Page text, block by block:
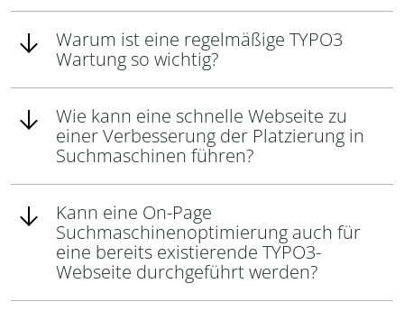
Warum ist eine regelmäßige TYPO3
Wartung so wichtig?
Wie kann eine schnelle Webseite zu
einer Verbesserung der Platzierung in
Suchmaschinen führen?
Kann eine On-Page
Suchmaschinenoptimierung auch für
eine bereits existierende TYPO3-
Webseite durchgeführt werden?